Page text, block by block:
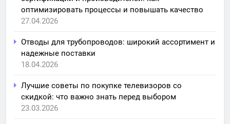
оптимизировать процессы и повышать качество
27.04.2026
Отводы для трубопроводов: широкий ассортимент и
надежные поставки
18.04.2026
Лучшие советы по покупке телевизоров со
скидкой: что важно знать перед выбором
23.03.2026